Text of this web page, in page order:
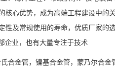
核心优势，成为高端工程建设中的
性及常规使用的寿命，优质厂家的
企业，也有大量专注于技术
金管，镍基合金管，蒙乃尔合金